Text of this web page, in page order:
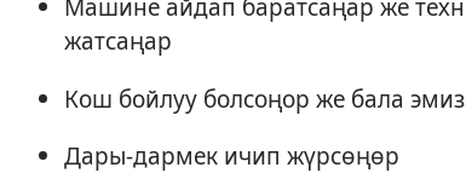
Машине айдап баратсаңар же
жатсаңар
Кош бойлуу болсоңор же бала
Дары-дармек ичип жүрсөңөр